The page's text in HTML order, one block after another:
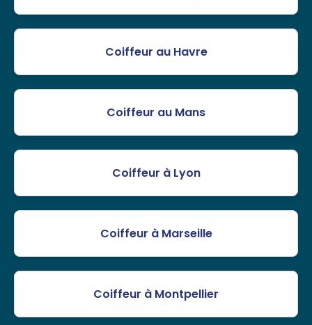
Coiffeur au Havre
Coiffeur au Mans
Coiffeur à Lyon
Coiffeur à Marseille
Coiffeur à Montpellier